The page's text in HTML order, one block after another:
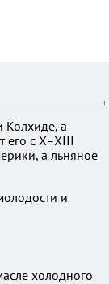
Колхиде, а
его с X–XIII
а льняное
и
холодного